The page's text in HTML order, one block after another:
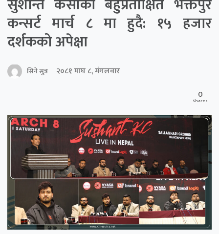
सुशान्त केसीको बहुप्रतीक्षित भक्तपुर
कन्सर्ट मार्च ८ मा हुदै: १५ हजार
दर्शकको अपेक्षा
सिने सुत्र
२०८१ माघ ८, मंगलवार
0
Shares